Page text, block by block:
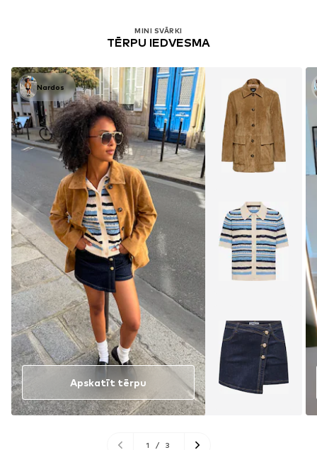
MINI SVĀRKI
TĒRPU IEDVESMA
Nardos
Apskatīt tērpu
1 / 3